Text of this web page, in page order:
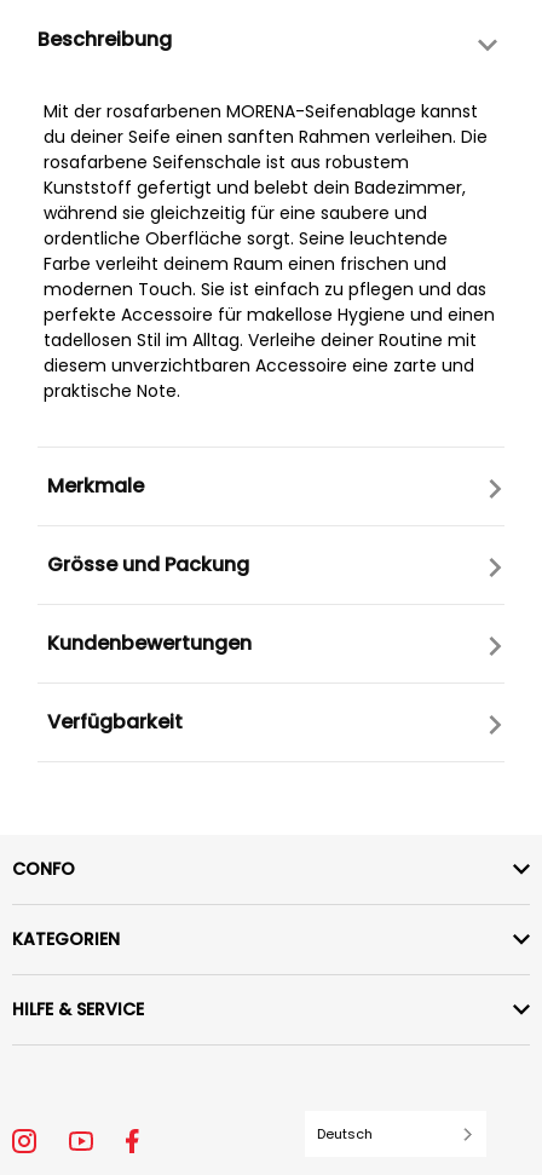
Beschreibung
Mit der rosafarbenen MORENA-Seifenablage kannst
du deiner Seife einen sanften Rahmen verleihen. Die
rosafarbene Seifenschale ist aus robustem
Kunststoff gefertigt und belebt dein Badezimmer,
während sie gleichzeitig für eine saubere und
ordentliche Oberfläche sorgt. Seine leuchtende
Farbe verleiht deinem Raum einen frischen und
modernen Touch. Sie ist einfach zu pflegen und das
perfekte Accessoire für makellose Hygiene und einen
tadellosen Stil im Alltag. Verleihe deiner Routine mit
diesem unverzichtbaren Accessoire eine zarte und
praktische Note.
Merkmale
Grösse und Packung
Kundenbewertungen
Verfügbarkeit
CONFO
KATEGORIEN
HILFE & SERVICE
Deutsch